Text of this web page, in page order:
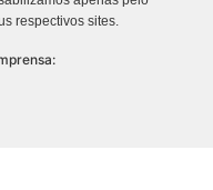
respectivos sites.